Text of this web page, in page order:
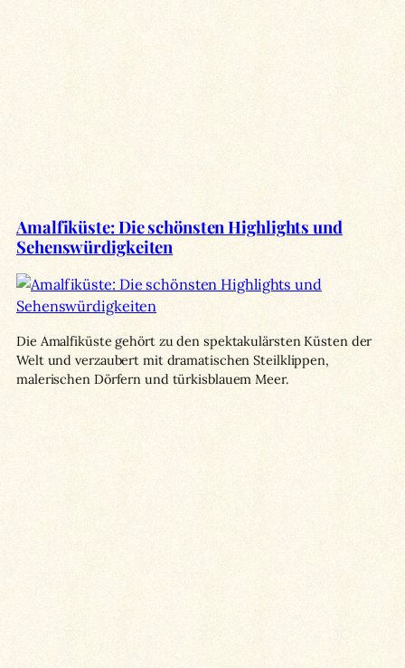
Amalfiküste: Die schönsten Highlights und
Sehenswürdigkeiten
Die Amalfiküste gehört zu den spektakulärsten Küsten der
Welt und verzaubert mit dramatischen Steilklippen,
malerischen Dörfern und türkisblauem Meer.